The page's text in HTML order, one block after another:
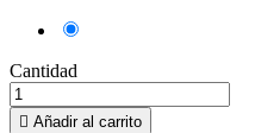
Cantidad
 Añadir al carrito